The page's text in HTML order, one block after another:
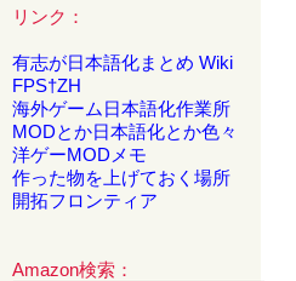
リンク：
有志が日本語化まとめ Wiki
FPS†ZH
海外ゲーム日本語化作業所
MODとか日本語化とか色々
洋ゲーMODメモ
作った物を上げておく場所
開拓フロンティア
Amazon検索：